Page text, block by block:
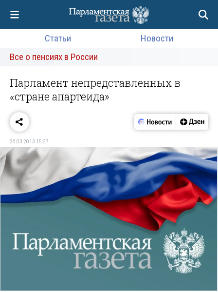
Статьи
Новости
Все о пенсиях в России
Парламент непредставленных в
«стране апартеида»
26.03.2013 15:37